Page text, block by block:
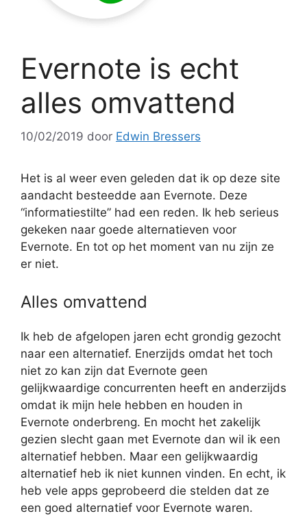
Evernote is echt
alles omvattend
10/02/2019 door Edwin Bressers
Het is al weer even geleden dat ik op deze site
aandacht besteedde aan Evernote. Deze
“informatiestilte” had een reden. Ik heb serieus
gekeken naar goede alternatieven voor
Evernote. En tot op het moment van nu zijn ze
er niet.
Alles omvattend
Ik heb de afgelopen jaren echt grondig gezocht
naar een alternatief. Enerzijds omdat het toch
niet zo kan zijn dat Evernote geen
gelijkwaardige concurrenten heeft en anderzijds
omdat ik mijn hele hebben en houden in
Evernote onderbreng. En mocht het zakelijk
gezien slecht gaan met Evernote dan wil ik een
alternatief hebben. Maar een gelijkwaardig
alternatief heb ik niet kunnen vinden. En echt, ik
heb vele apps geprobeerd die stelden dat ze
een goed alternatief voor Evernote waren.